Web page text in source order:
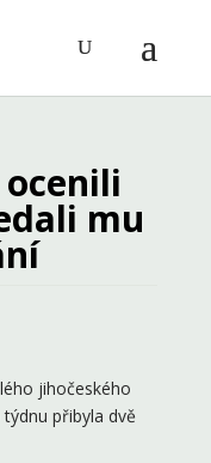
mu
jihočeského
přibyla dvě